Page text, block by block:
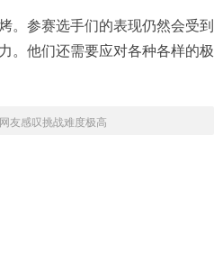
。参赛选手们的表现仍然会受到
。他们还需要应对各种各样的极
友感叹挑战难度极高